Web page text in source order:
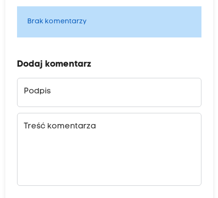
Brak komentarzy
Dodaj komentarz
Podpis
Treść komentarza